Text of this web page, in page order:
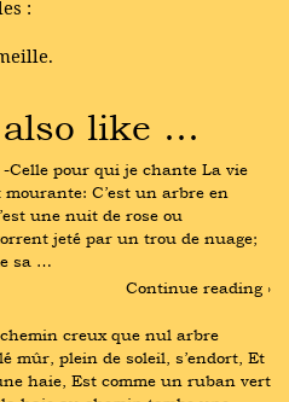
:
also like …
Celle pour qui je chante La vie
C’est un arbre en
une nuit de rose ou
jeté par un trou de nuage;
sa …
Continue reading ›
creux que nul arbre
mûr, plein de soleil, s’endort, Et
haie, Est comme un ruban vert